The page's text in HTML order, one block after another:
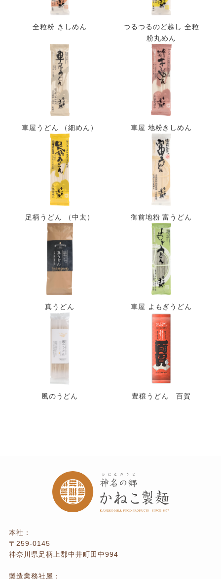
全粒粉 きしめん
つるつるのど越し 全粒
粉丸めん
車屋うどん （細めん） 車屋 地粉きしめん
足柄うどん （中太） 御前地粉 富うどん
真うどん 車屋 よもぎうどん
風のうどん 豊穣うどん 百賀
本社：
〒259-0145
神奈川県足柄上郡中井町田中994
製造業務社屋：